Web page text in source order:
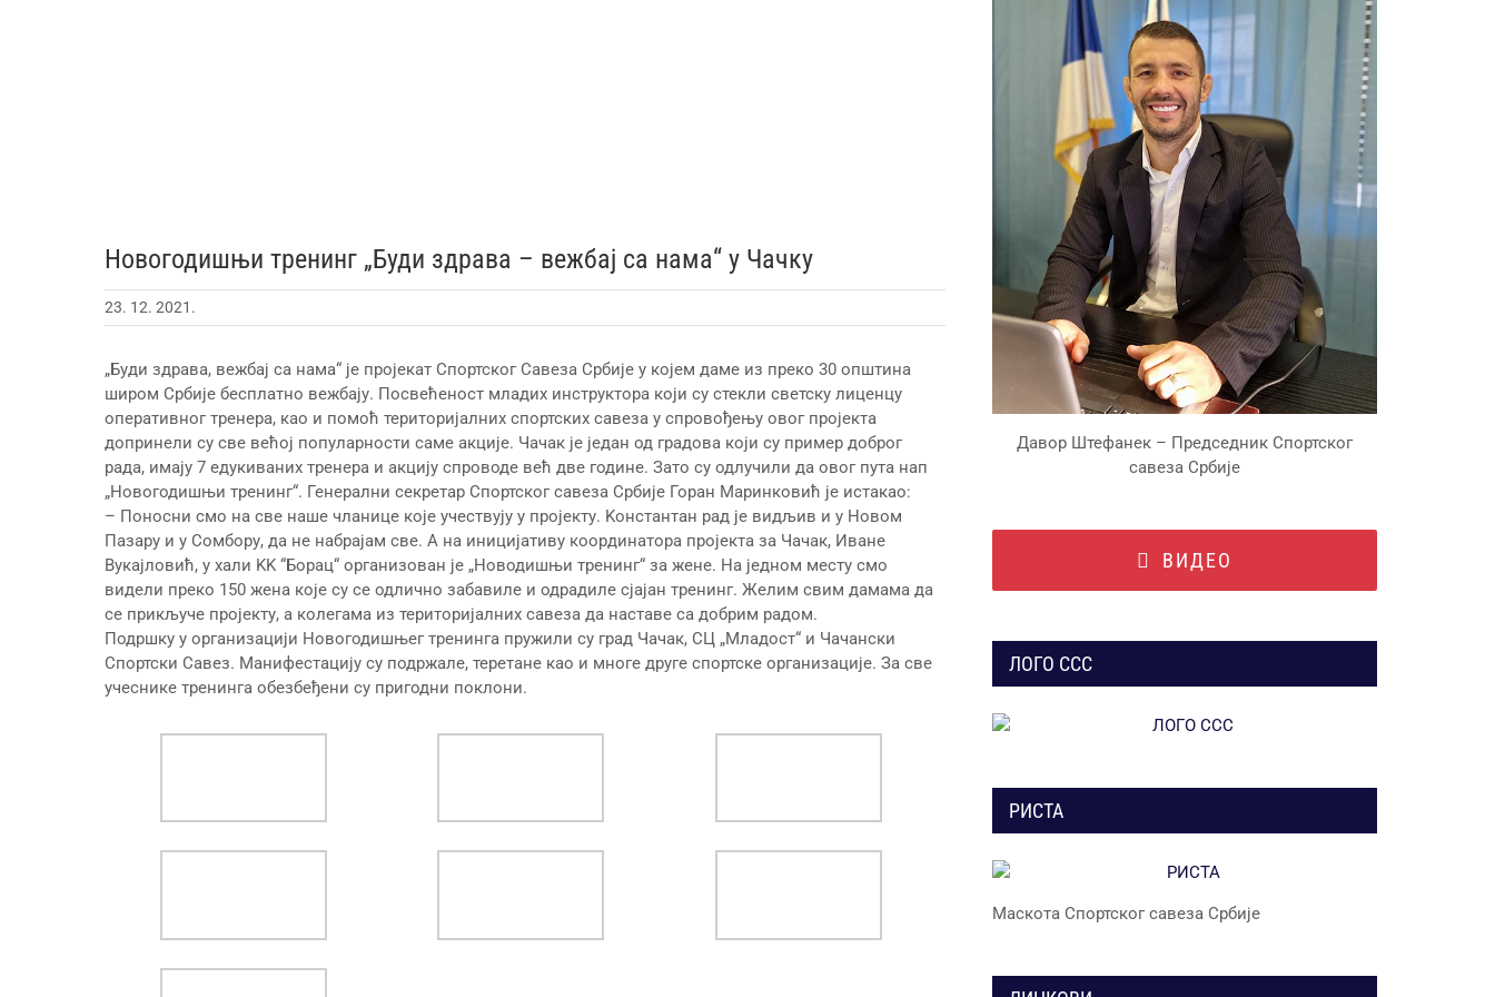
Новогодишњи тренинг „Буди здрава – вежбај са нама“ у Чачку
23. 12. 2021.
„Буди здрава, вежбај са нама“ је пројекат Спортског Савеза Србије у којем даме из преко 30 општина
широм Србије бесплатно вежбају. Посвећеност младих инструктора који су стекли светску лиценцу
оперативног тренера, као и помоћ територијалних спортских савеза у спровођењу овог пројекта
допринели су све већој популарности саме акције. Чачак је један од градова који су пример доброг
рада, имају 7 едукиваних тренера и акцију спроводе већ две године. Зато су одлучили да овог пута нап
„Новогодишњи тренинг“. Генерални секретар Спортског савеза Србије Горан Маринковић је истакао:
– Поносни смо на све наше чланице које учествују у пројекту. Kонстантан рад је видљив и у Новом
Пазару и у Сомбору, да не набрајам све. А на иницијативу координатора пројекта за Чачак, Иване
Вукајловић, у хали KK “Борац“ организован је „Новодишњи тренинг“ за жене. На једном месту смо
видели преко 150 жена које су се одлично забавиле и одрадиле сјајан тренинг. Желим свим дамама да
се прикључе пројекту, а колегама из територијалних савеза да наставе са добрим радом.
Подршку у организацији Новогодишњег тренинга пружили су град Чачак, СЦ „Младост“ и Чачански
Спортски Савез. Манифестацију су подржале, теретане као и многе друге спортске организације. За све
учеснике тренинга обезбеђени су пригодни поклони.
Давор Штефанек – Председник Спортског
савеза Србије
ВИДЕО
ЛОГО ССС
РИСТА
Маскота Спортског савеза Србије